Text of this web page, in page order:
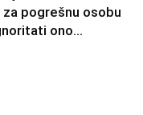
pogrešnu osobu
ono...